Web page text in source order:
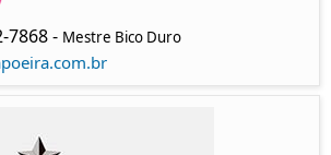
7868 - Mestre Bico Duro